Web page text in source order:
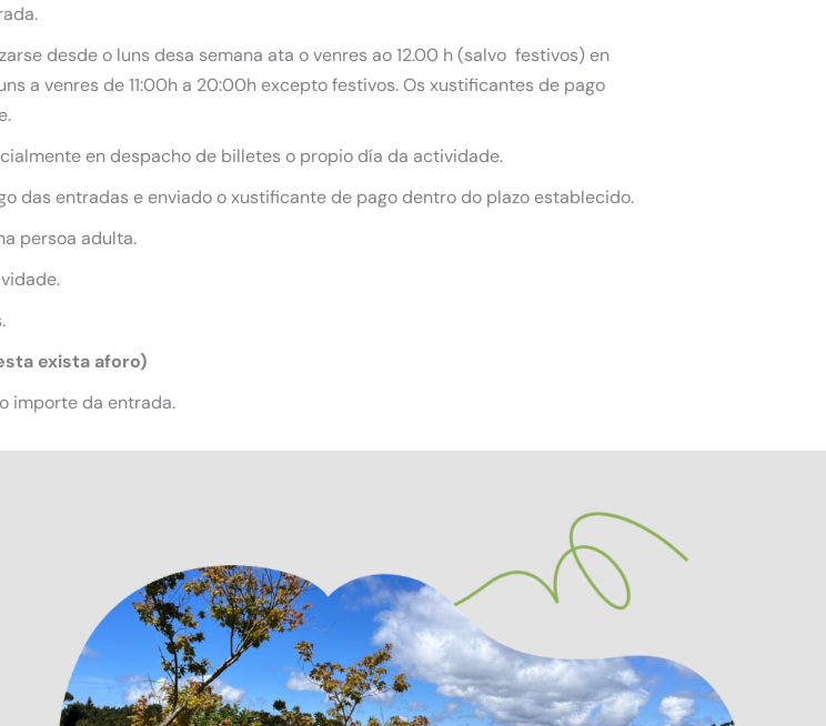
desde o luns desa semana ata o venres ao 12.00 h (salvo festivos) en
a venres de 11:00h a 20:00h excepto festivos. Os xustificantes de pago
en despacho de billetes o propio día da actividade.
das entradas e enviado o xustificante de pago dentro do plazo establecido.
persoa adulta.
exista aforo)
importe da entrada.